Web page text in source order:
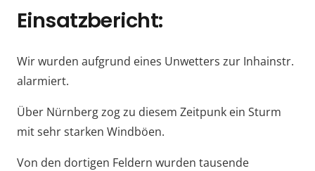
Einsatzbericht:
Wir wurden aufgrund eines Unwetters zur Inhainstr.
alarmiert.
Über Nürnberg zog zu diesem Zeitpunk ein Sturm
mit sehr starken Windböen.
Von den dortigen Feldern wurden tausende